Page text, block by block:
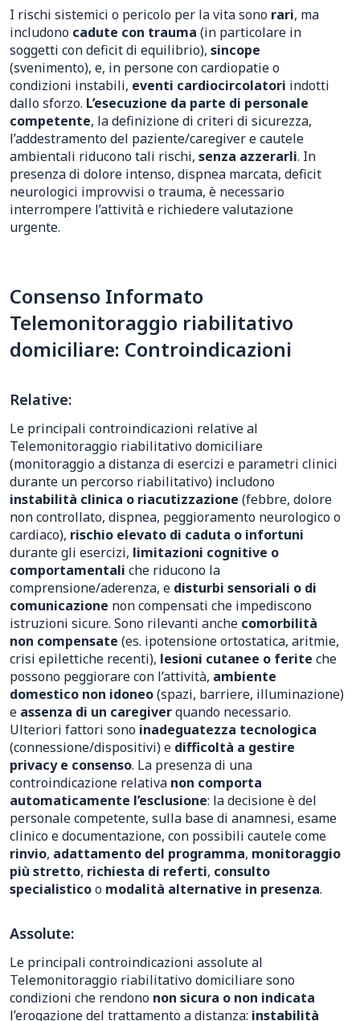
I rischi sistemici o pericolo per la vita sono rari, ma
includono cadute con trauma (in particolare in
soggetti con deficit di equilibrio), sincope
(svenimento), e, in persone con cardiopatie o
condizioni instabili, eventi cardiocircolatori indotti
dallo sforzo. L’esecuzione da parte di personale
competente, la definizione di criteri di sicurezza,
l’addestramento del paziente/caregiver e cautele
ambientali riducono tali rischi, senza azzerarli. In
presenza di dolore intenso, dispnea marcata, deficit
neurologici improvvisi o trauma, è necessario
interrompere l’attività e richiedere valutazione
urgente.
Consenso Informato
Telemonitoraggio riabilitativo
domiciliare: Controindicazioni
Relative:
Le principali controindicazioni relative al
Telemonitoraggio riabilitativo domiciliare
(monitoraggio a distanza di esercizi e parametri clinici
durante un percorso riabilitativo) includono
instabilità clinica o riacutizzazione (febbre, dolore
non controllato, dispnea, peggioramento neurologico o
cardiaco), rischio elevato di caduta o infortuni
durante gli esercizi, limitazioni cognitive o
comportamentali che riducono la
comprensione/aderenza, e disturbi sensoriali o di
comunicazione non compensati che impediscono
istruzioni sicure. Sono rilevanti anche comorbilità
non compensate (es. ipotensione ortostatica, aritmie,
crisi epilettiche recenti), lesioni cutanee o ferite che
possono peggiorare con l’attività, ambiente
domestico non idoneo(spazi, barriere, illuminazione)
e assenza di un caregiverquando necessario.
Ulteriori fattori sono inadeguatezza tecnologica
(connessione/dispositivi) e difficoltà a gestire
privacy e consenso. La presenza di una
controindicazione relativa non comporta
automaticamente l’esclusione: la decisione è del
personale competente, sulla base di anamnesi, esame
clinico e documentazione, con possibili cautele come
rinvio, adattamento del programma, monitoraggio
più stretto, richiesta di referti, consulto
specialisticoo modalità alternative in presenza.
Assolute:
Le principali controindicazioni assolute al
Telemonitoraggio riabilitativo domiciliare sono
condizioni che rendono non sicura o non indicata
l’erogazione del trattamento a distanza: instabilità